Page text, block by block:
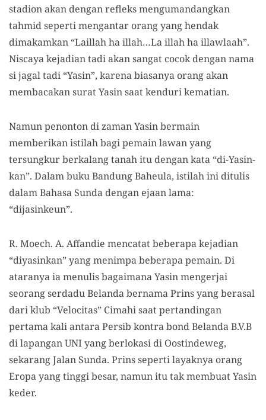
stadion akan dengan refleks mengumandangkan
tahmid seperti mengantar orang yang hendak
dimakamkan “Laillah ha illah…La illah ha illawlaah”.
Niscaya kejadian tadi akan sangat cocok dengan nama
si jagal tadi “Yasin”, karena biasanya orang akan
membacakan surat Yasin saat kenduri kematian.
Namun penonton di zaman Yasin bermain
memberikan istilah bagi pemain lawan yang
tersungkur berkalang tanah itu dengan kata “di-Yasin-
kan”. Dalam buku Bandung Baheula, istilah ini ditulis
dalam Bahasa Sunda dengan ejaan lama:
“dijasinkeun”.
R. Moech. A. Affandie mencatat beberapa kejadian
“diyasinkan” yang menimpa beberapa pemain. Di
ataranya ia menulis bagaimana Yasin mengerjai
seorang serdadu Belanda bernama Prins yang berasal
dari klub “Velocitas” Cimahi saat pertandingan
pertama kali antara Persib kontra bond Belanda B.V.B
di lapangan UNI yang berlokasi di Oostindeweg,
sekarang Jalan Sunda. Prins seperti layaknya orang
Eropa yang tinggi besar, namun itu tak membuat Yasin
keder.